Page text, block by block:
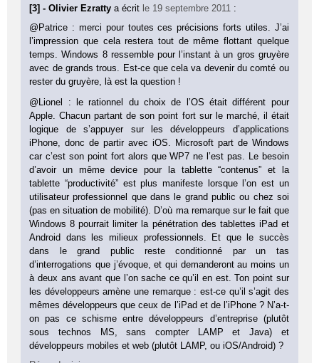
[3] - Olivier Ezrattya écrit le 19 septembre 2011 :
@Patrice : merci pour toutes ces précisions forts utiles. J’ai
l’impression que cela restera tout de même flottant quelque
temps. Windows 8 ressemble pour l’instant à un gros gruyère
avec de grands trous. Est-ce que cela va devenir du comté ou
rester du gruyère, là est la question !
@Lionel : le rationnel du choix de l’OS était différent pour
Apple. Chacun partant de son point fort sur le marché, il était
logique de s’appuyer sur les développeurs d’applications
iPhone, donc de partir avec iOS. Microsoft part de Windows
car c’est son point fort alors que WP7 ne l’est pas. Le besoin
d’avoir un même device pour la tablette “contenus” et la
tablette “productivité” est plus manifeste lorsque l’on est un
utilisateur professionnel que dans le grand public ou chez soi
(pas en situation de mobilité). D’où ma remarque sur le fait que
Windows 8 pourrait limiter la pénétration des tablettes iPad et
Android dans les milieux professionnels. Et que le succès
dans le grand public reste conditionné par un tas
d’interrogations que j’évoque, et qui demanderont au moins un
à deux ans avant que l’on sache ce qu’il en est. Ton point sur
les développeurs amène une remarque : est-ce qu’il s’agit des
mêmes développeurs que ceux de l’iPad et de l’iPhone ? N’a-t-
on pas ce schisme entre développeurs d’entreprise (plutôt
sous technos MS, sans compter LAMP et Java) et
développeurs mobiles et web (plutôt LAMP, ou iOS/Android) ?